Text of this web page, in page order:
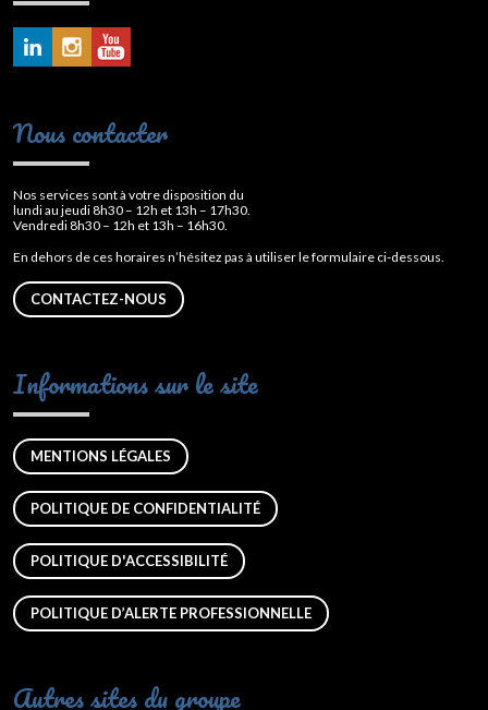
Nous contacter
Nos services sont à votre disposition du
lundi au jeudi 8h30 – 12h et 13h – 17h30.
Vendredi 8h30 – 12h et 13h – 16h30.
En dehors de ces horaires n’hésitez pas à utiliser le formulaire ci-dessous.
CONTACTEZ-NOUS
Informations sur le site
MENTIONS LÉGALES
POLITIQUE DE CONFIDENTIALITÉ
POLITIQUE D'ACCESSIBILITÉ
POLITIQUE D’ALERTE PROFESSIONNELLE
Autres sites du groupe